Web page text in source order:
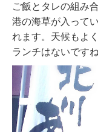
ご飯とタレの組み
港の海草が入って
れます。天候もよ
ランチはないですね